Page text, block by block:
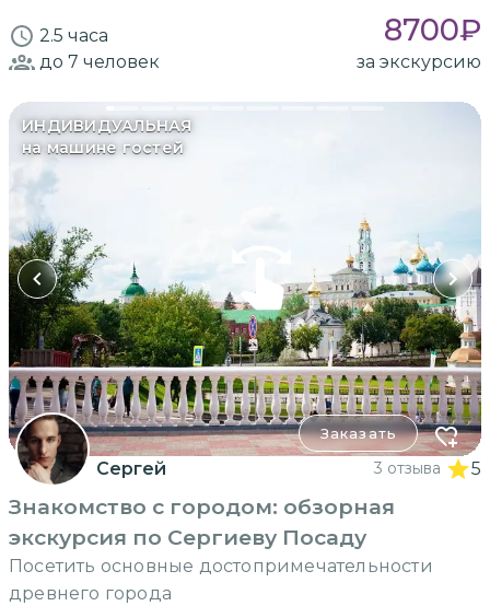
2.5 часа 8700₽
до 7 человек за экскурсию
ИНДИВИДУАЛЬНАЯ
на машине гостей
Заказать
Сергей 3 отзыва 5
Знакомство с городом: обзорная
экскурсия по Сергиеву Посаду
Посетить основные достопримечательности
древнего города